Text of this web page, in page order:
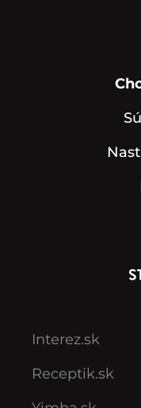
Interez.sk
Receptik.sk